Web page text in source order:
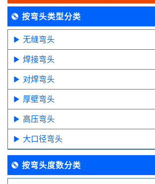
按弯头类型分类
无缝弯头
焊接弯头
对焊弯头
厚壁弯头
高压弯头
大口径弯头
按弯头度数分类